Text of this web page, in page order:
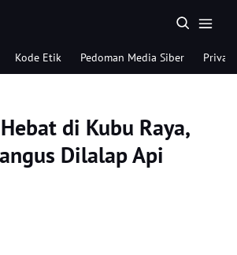
Kode Etik Pedoman Media Siber
di Kubu Raya,
Dilalap Api